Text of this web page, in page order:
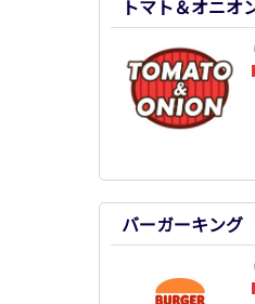
トマト＆オニオ
バーガーキン